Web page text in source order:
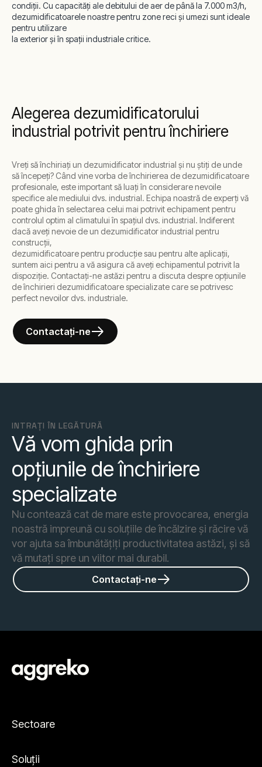
condiții. Cu capacități ale debitului de aer de până la 7.000 m3/h,
dezumidificatoarele noastre pentru zone reci și umezi sunt ideale
pentru utilizare
la exterior și în spații industriale critice.
Alegerea dezumidificatorului
industrial potrivit pentru închiriere
Vreți să închiriați un dezumidificator industrial și nu știți de unde
să începeți? Când vine vorba de închirierea de dezumidificatoare
profesionale, este important să luați în considerare nevoile
specifice ale mediului dvs. industrial. Echipa noastră de experți vă
poate ghida în selectarea celui mai potrivit echipament pentru
controlul optim al climatului în spațiul dvs. industrial. Indiferent
dacă aveți nevoie de un dezumidificator industrial pentru
construcții,
dezumidificatoare pentru producție sau pentru alte aplicații,
suntem aici pentru a vă asigura că aveți echipamentul potrivit la
dispoziție. Contactați-ne astăzi pentru a discuta despre opțiunile
de închirieri dezumidificatoare specializate care se potrivesc
perfect nevoilor dvs. industriale.
Contactați-ne
INTRAȚI ÎN LEGĂTURĂ
Vă vom ghida prin
opțiunile de închiriere
specializate
Nu contează cat de mare este provocarea, energia
noastră impreună cu soluțiile de încălzire și răcire vă
vor ajuta sa îmbunătățiți productivitatea astăzi, și să
vă mutați spre un viitor mai durabil.
Contactați-ne
Sectoare
Soluții